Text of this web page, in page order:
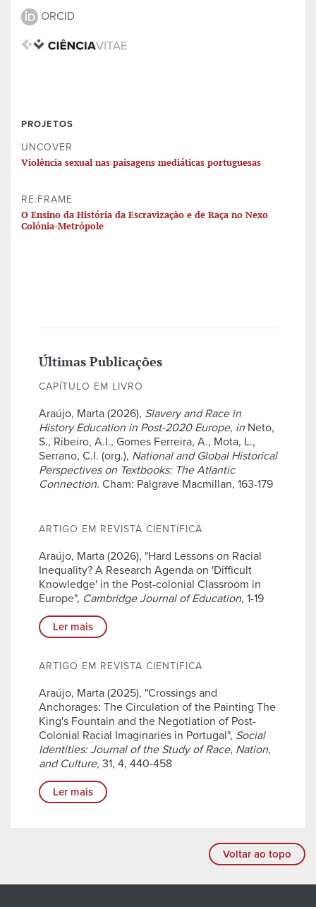
ORCID
PROJETOS
UNCOVER
Violência sexual nas paisagens mediáticas portuguesas
RE:FRAME
O Ensino da História da Escravização e de Raça no Nexo
Colónia-Metrópole
Últimas Publicações
CAPÍTULO EM LIVRO
Araújo, Marta (2026), Slavery and Race in
History Education in Post-2020 Europe, in Neto,
S., Ribeiro, A.I., Gomes Ferreira, A., Mota, L.,
Serrano, C.I. (org.), National and Global Historical
Perspectives on Textbooks: The Atlantic
Connection. Cham: Palgrave Macmillan, 163-179
ARTIGO EM REVISTA CIENTÍFICA
Araújo, Marta (2026), "Hard Lessons on Racial
Inequality? A Research Agenda on 'Difficult
Knowledge' in the Post-colonial Classroom in
Europe", Cambridge Journal of Education, 1-19
Ler mais
ARTIGO EM REVISTA CIENTÍFICA
Araújo, Marta (2025), "Crossings and
Anchorages: The Circulation of the Painting The
King's Fountain and the Negotiation of Post-
Colonial Racial Imaginaries in Portugal", Social
Identities: Journal of the Study of Race, Nation,
and Culture, 31, 4, 440-458
Ler mais
Voltar ao topo